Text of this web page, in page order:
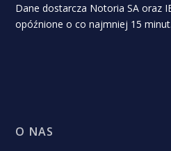
Dane dostarcza Notoria SA oraz
opóźnione o co najmniej 15 minut.
O NAS